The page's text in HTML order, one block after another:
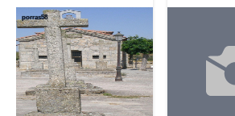
porras58